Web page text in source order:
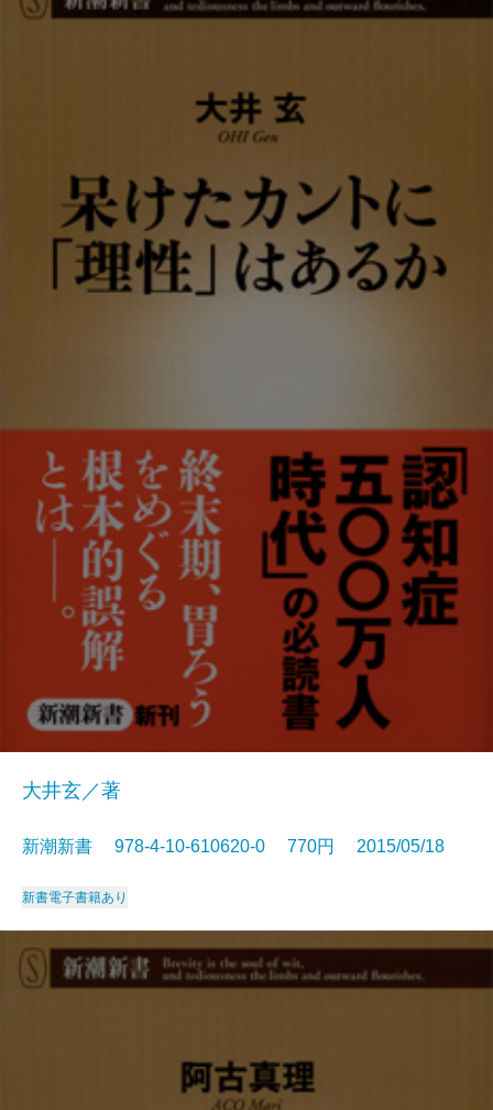
大井玄／著
新潮新書 978-4-10-610620-0 770円 2015/05/18
新書電子書籍あり